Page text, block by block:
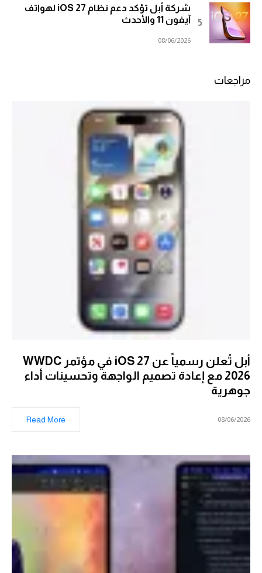
شركة أبل تؤكد دعم نظام iOS 27 لهواتف
آيفون 11 والأحدث
08/06/2026
مراجعات
أبل تُعلن رسمياً عن iOS 27 في مؤتمر WWDC
2026 مع إعادة تصميم الواجهة وتحسينات أداء
جوهرية
08/06/2026
Read More